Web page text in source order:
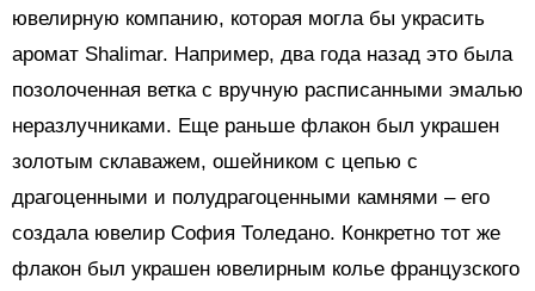
ювелирную компанию, которая могла бы украсить
аромат Shalimar. Например, два года назад это была
позолоченная ветка с вручную расписанными эмалью
неразлучниками. Еще раньше флакон был украшен
золотым склаважем, ошейником с цепью с
драгоценными и полудрагоценными камнями – его
создала ювелир София Толедано. Конкретно тот же
флакон был украшен ювелирным колье французского